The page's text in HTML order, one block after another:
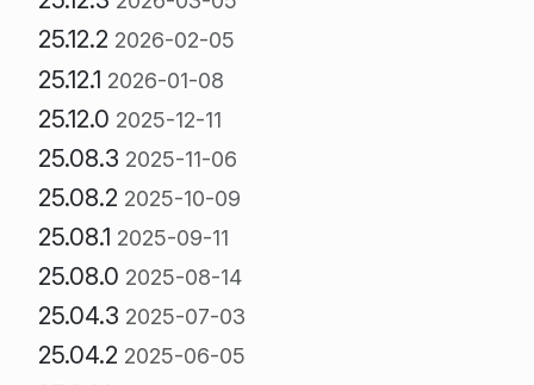
25.12.2 2026-02-05
25.12.1 2026-01-08
25.12.0 2025-12-11
25.08.3 2025-11-06
25.08.2 2025-10-09
25.08.1 2025-09-11
25.08.0 2025-08-14
25.04.3 2025-07-03
25.04.2 2025-06-05